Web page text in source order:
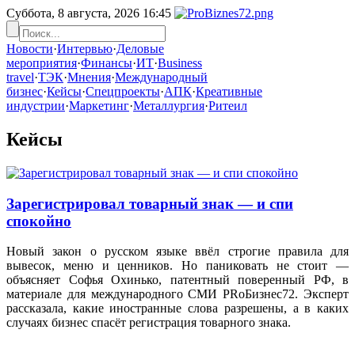
Суббота, 8 августа, 2026 16:45
Новости·Интервью·Деловые
мероприятия·Финансы·ИТ·Business
travel·ТЭК·Мнения·Международный
бизнес·Кейсы·Спецпроекты·АПК·Креативные
индустрии·Маркетинг·Металлургия·Ритеил
Кейсы
Зарегистрировал товарный знак — и спи
спокойно
Новый закон о русском языке ввёл строгие правила для
вывесок, меню и ценников. Но паниковать не стоит —
объясняет Софья Охинько, патентный поверенный РФ, в
материале для международного СМИ PRоБизнес72. Эксперт
рассказала, какие иностранные слова разрешены, а в каких
случаях бизнес спасёт регистрация товарного знака.